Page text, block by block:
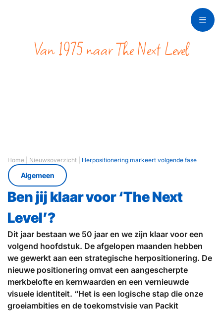
Van 1975 naar The Next Level
Home Nieuwsoverzicht Herpositionering markeert volgende fase
Algemeen
Ben jij klaar voor ‘The Next
Level’?
Dit jaar bestaan we 50 jaar en we zijn klaar voor een
volgend hoofdstuk. De afgelopen maanden hebben
we gewerkt aan een strategische herpositionering. De
nieuwe positionering omvat een aangescherpte
merkbelofte en kernwaarden en een vernieuwde
visuele identiteit. “Het is een logische stap die onze
groeiambities en de toekomstvisie van Packit